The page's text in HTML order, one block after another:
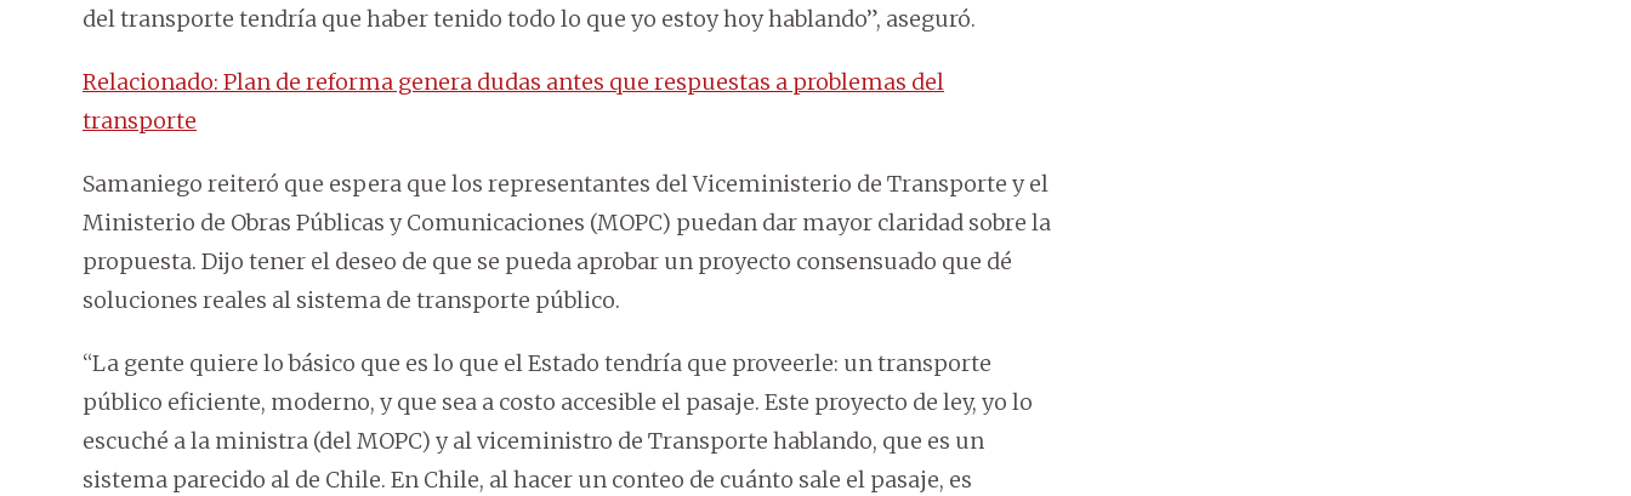
del transporte tendría que haber tenido todo lo que yo estoy hoy hablando”, aseguró.
Relacionado: Plan de reforma genera dudas antes que respuestas a problemas del
transporte
Samaniego reiteró que espera que los representantes del Viceministerio de Transporte y el
Ministerio de Obras Públicas y Comunicaciones (MOPC) puedan dar mayor claridad sobre la
propuesta. Dijo tener el deseo de que se pueda aprobar un proyecto consensuado que dé
soluciones reales al sistema de transporte público.
“La gente quiere lo básico que es lo que el Estado tendría que proveerle: un transporte
público eficiente, moderno, y que sea a costo accesible el pasaje. Este proyecto de ley, yo lo
escuché a la ministra (del MOPC) y al viceministro de Transporte hablando, que es un
sistema parecido al de Chile. En Chile, al hacer un conteo de cuánto sale el pasaje, es